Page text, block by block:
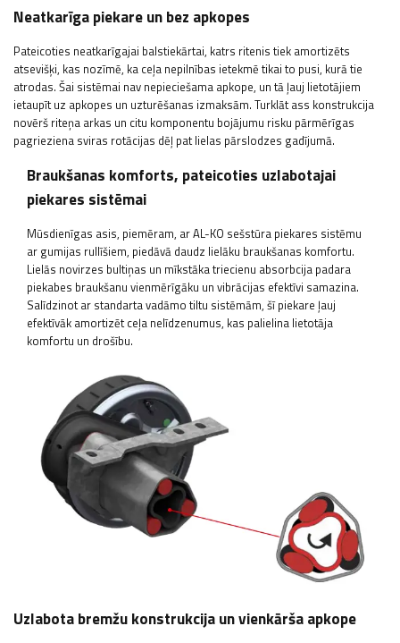
Neatkarīga piekare un bez apkopes
Pateicoties neatkarīgajai balstiekārtai, katrs ritenis tiek amortizēts
atsevišķi, kas nozīmē, ka ceļa nepilnības ietekmē tikai to pusi, kurā tie
atrodas. Šai sistēmai nav nepieciešama apkope, un tā ļauj lietotājiem
ietaupīt uz apkopes un uzturēšanas izmaksām. Turklāt ass konstrukcija
novērš riteņa arkas un citu komponentu bojājumu risku pārmērīgas
pagrieziena sviras rotācijas dēļ pat lielas pārslodzes gadījumā.
Braukšanas komforts, pateicoties uzlabotajai
piekares sistēmai
Mūsdienīgas asis, piemēram, ar AL-KO sešstūra piekares sistēmu
ar gumijas rullīšiem, piedāvā daudz lielāku braukšanas komfortu.
Lielās novirzes bultiņas un mīkstāka triecienu absorbcija padara
piekabes braukšanu vienmērīgāku un vibrācijas efektīvi samazina.
Salīdzinot ar standarta vadāmo tiltu sistēmām, šī piekare ļauj
efektīvāk amortizēt ceļa nelīdzenumus, kas palielina lietotāja
komfortu un drošību.
Uzlabota bremžu konstrukcija un vienkārša apkope